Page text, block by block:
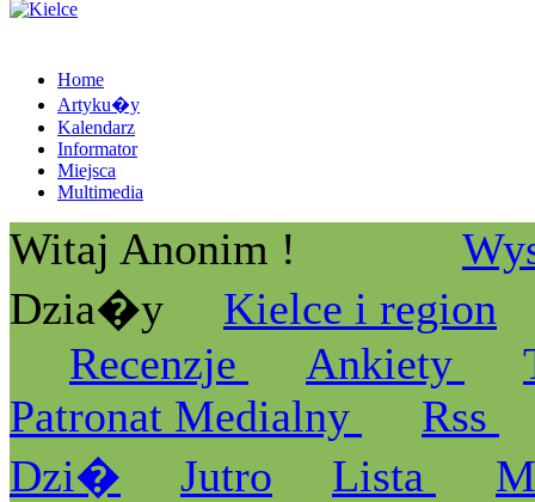
Home
Artyku�y
Kalendarz
Informator
Miejsca
Multimedia
Witaj Anonim !
Dzia�y
Kielce i region
Recenzje
Ankiety
Patronat Medialny
Rss
Dzi�
Jutro Lista